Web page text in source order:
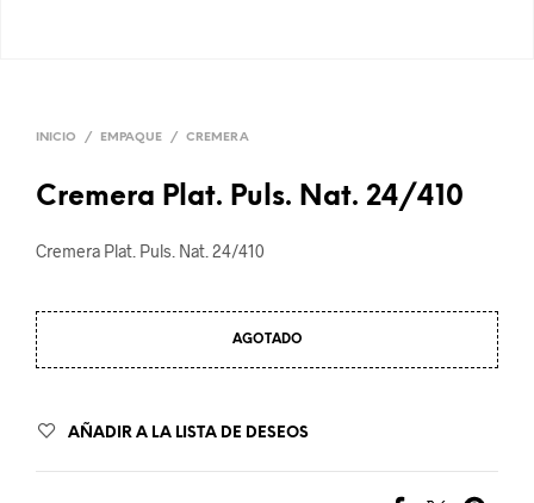
INICIO / EMPAQUE / CREMERA
Cremera Plat. Puls. Nat. 24/410
Cremera Plat. Puls. Nat. 24/410
AGOTADO
AÑADIR A LA LISTA DE DESEOS